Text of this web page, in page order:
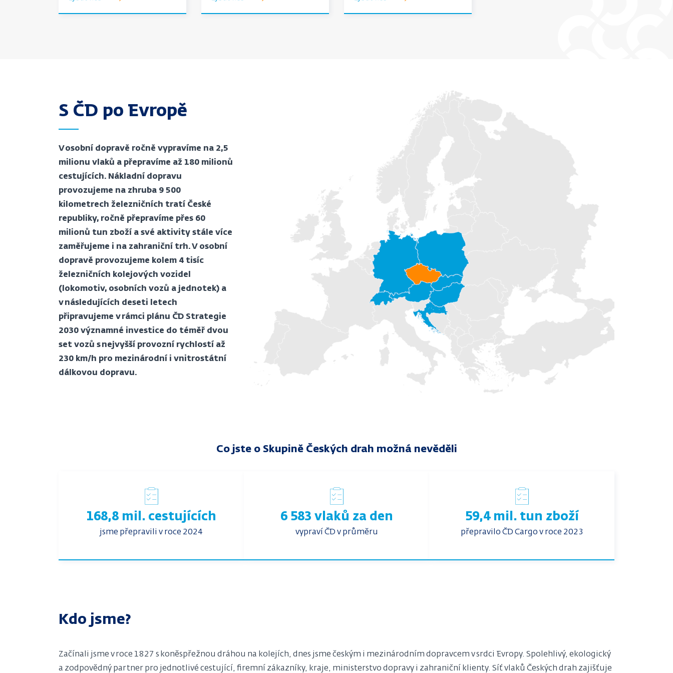
S ČD po Evropě
V osobní dopravě ročně vypravíme na 2,5
milionu vlaků a přepravíme až 180 milionů
cestujících. Nákladní dopravu
provozujeme na zhruba 9 500
kilometrech železničních tratí České
republiky, ročně přepravíme přes 60
milionů tun zboží a své aktivity stále více
zaměřujeme i na zahraniční trh. V osobní
dopravě provozujeme kolem 4 tisíc
železničních kolejových vozidel
(lokomotiv, osobních vozů a jednotek) a
v následujících deseti letech
připravujeme v rámci plánu ČD Strategie
2030 významné investice do téměř dvou
set vozů s nejvyšší provozní rychlostí až
230 km/h pro mezinárodní i vnitrostátní
dálkovou dopravu.
Co jste o Skupině Českých drah možná nevěděli
168,8 mil. cestujících
jsme přepravili v roce 2024
6 583 vlaků za den
vypraví ČD v průměru
59,4 mil. tun zboží
přepravilo ČD Cargo v roce 2023
Kdo jsme?
Začínali jsme v roce 1827 s koněspřežnou dráhou na kolejích, dnes jsme českým i mezinárodním dopravcem v srdci Evropy. Spolehlivý, ekologický
a zodpovědný partner pro jednotlivé cestující, firemní zákazníky, kraje, ministerstvo dopravy i zahraniční klienty. Síť vlaků Českých drah zajišťuje